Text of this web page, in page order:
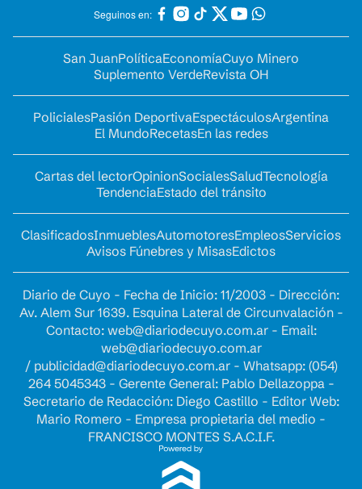
Seguinos en:
San JuanPolíticaEconomíaCuyo Minero
Suplemento VerdeRevista OH
PolicialesPasión DeportivaEspectáculosArgentina
El MundoRecetasEn las redes
Cartas del lectorOpinionSocialesSaludTecnología
TendenciaEstado del tránsito
ClasificadosInmueblesAutomotoresEmpleosServicios
Avisos Fúnebres y MisasEdictos
Diario de Cuyo - Fecha de Inicio: 11/2003 - Dirección:
Av. Alem Sur 1639. Esquina Lateral de Circunvalación -
Contacto: web@diariodecuyo.com.ar- Email:
web@diariodecuyo.com.ar
/ publicidad@diariodecuyo.com.ar- Whatsapp: (054)
264 5045343 - Gerente General: Pablo Dellazoppa -
Secretario de Redacción: Diego Castillo - Editor Web:
Mario Romero - Empresa propietaria del medio -
FRANCISCO MONTES S.A.C.I.F.